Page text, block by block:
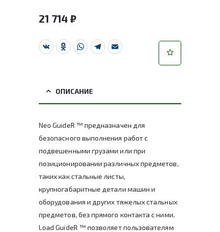
21 714 ₽
VK Odnoklassniki
WhatsApp
Telegram
Email
ОПИСАНИЕ
Neo GuideR ™ предназначен для
безопасного выполнения работ с
подвешенными грузами или при
позиционировании различных предметов,
таких как стальные листы,
крупногабаритные детали машин и
оборудования и других тяжелых стальных
предметов, без прямого контакта с ними.
Load GuideR ™ позволяет пользователям